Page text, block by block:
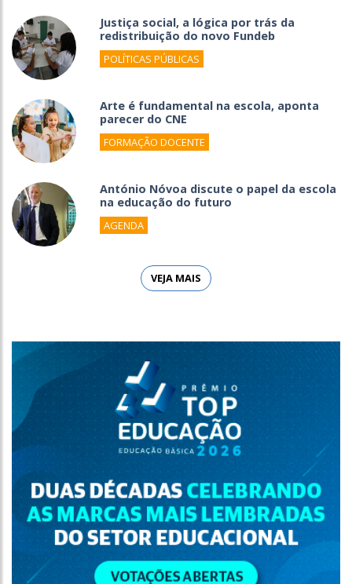
Justiça social, a lógica por trás da
redistribuição do novo Fundeb
POLÍTICAS PÚBLICAS
Arte é fundamental na escola, aponta
parecer do CNE
FORMAÇÃO DOCENTE
António Nóvoa discute o papel da escola
na educação do futuro
AGENDA
VEJA MAIS